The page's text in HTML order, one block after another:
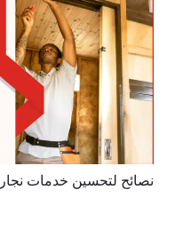
نصائح لتحسين خدمات نجار